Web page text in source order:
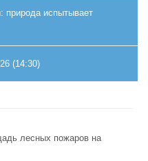
природа испытывает
(14:30)
лесных пожаров на